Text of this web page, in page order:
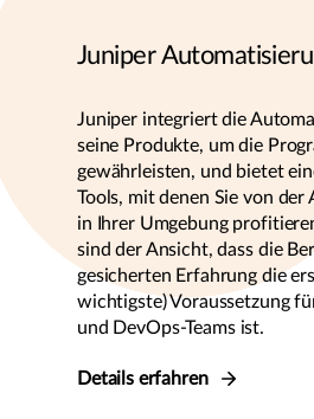
Juniper
Juniper integriert die
seine Produkte, um die
gewährleisten, und bietet
Tools, mit denen Sie von
in Ihrer Umgebung
sind der Ansicht, dass die
gesicherten Erfahrung die
wichtigste) Voraussetzung
und DevOps-Teams ist.
Details erfahren